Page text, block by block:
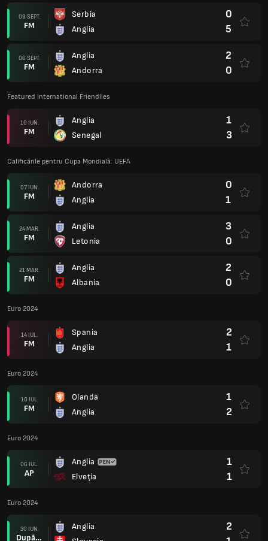
09 SEPT.
FM
Serbia
Anglia
0
5
06 SEPT.
FM
Anglia
Andorra
2
0
Featured International Friendlies
10 IUN.
FM
Anglia
Senegal
1
3
Calificările pentru Cupa Mondială: UEFA
07 IUN.
FM
Andorra
Anglia
0
1
24 MAR.
FM
Anglia
Letonia
3
0
21 MAR.
FM
Anglia
Albania
2
0
Euro 2024
14 IUL.
FM
Spania
Anglia
2
1
Euro 2024
10 IUL.
FM
Olanda
Anglia
1
2
Euro 2024
06 IUL.
AP
Anglia
Elveţia
1
1
Euro 2024
30 IUN.
După prel.
Anglia
2